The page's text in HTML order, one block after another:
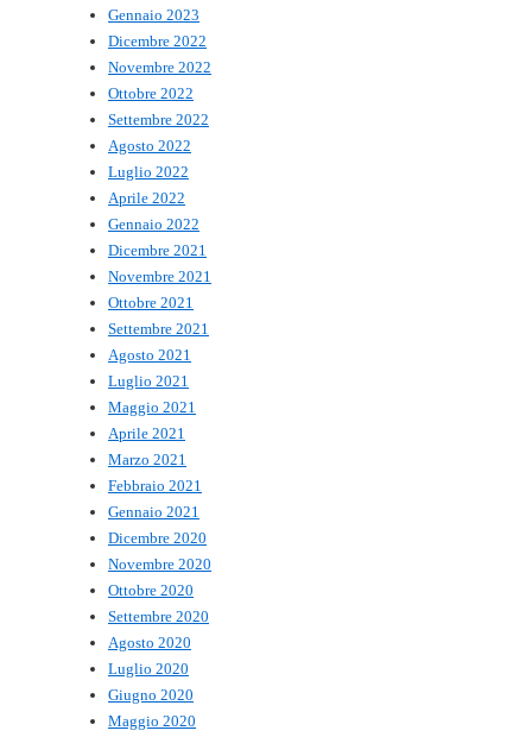
Gennaio 2023
Dicembre 2022
Novembre 2022
Ottobre 2022
Settembre 2022
Agosto 2022
Luglio 2022
Aprile 2022
Gennaio 2022
Dicembre 2021
Novembre 2021
Ottobre 2021
Settembre 2021
Agosto 2021
Luglio 2021
Maggio 2021
Aprile 2021
Marzo 2021
Febbraio 2021
Gennaio 2021
Dicembre 2020
Novembre 2020
Ottobre 2020
Settembre 2020
Agosto 2020
Luglio 2020
Giugno 2020
Maggio 2020